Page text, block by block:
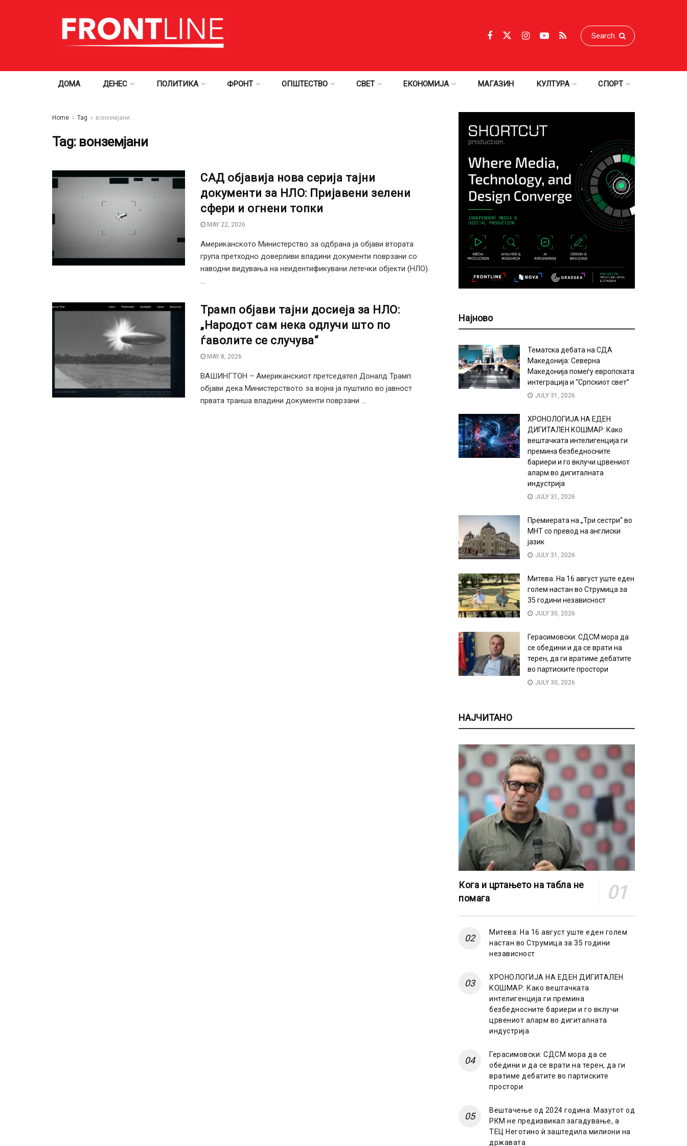
ДОМА ДЕНЕС ПОЛИТИКА ФРОНТ ОПШТЕСТВО СВЕТ ЕКОНОМИЈА МАГАЗИН КУЛТУРА СПОРТ
Home Tag вонземјани
Tag: вонземјани
САД објавија нова серија тајни
документи за НЛО: Пријавени зелени
сфери и огнени топки
MAY 22, 2026
Американското Министерство за одбрана ја објави втората
група претходно доверливи владини документи поврзани со
наводни видувања на неидентификувани летечки објекти (НЛО).
...
Трамп објави тајни досиеја за НЛО:
„Народот сам нека одлучи што по
ѓаволите се случува“
MAY 8, 2026
ВАШИНГТОН – Американскиот претседател Доналд Трамп
објави дека Министерството за војна ја пуштило во јавност
првата транша владини документи поврзани ...
Најново
Тематска дебата на СДА
Македонија: Северна
Македонија помеѓу европската
интеграција и “Српскиот свет”
JULY 31, 2026
ХРОНОЛОГИЈА НА ЕДЕН
ДИГИТАЛЕН КОШМАР: Како
вештачката интелигенција ги
премина безбедносните
бариери и го вклучи црвениот
аларм во дигиталната
индустрија
JULY 31, 2026
Премиерата на „Три сестри“ во
МНТ со превод на англиски
јазик
JULY 31, 2026
Митева: На 16 август уште еден
голем настан во Струмица за
35 години независност
JULY 30, 2026
Герасимовски: СДСМ мора да
се обедини и да се врати на
терен, да ги вратиме дебатите
во партиските простори
JULY 30, 2026
НАЈЧИТАНО
Кога и цртањето на табла не
помага
Митева: На 16 август уште еден голем
настан во Струмица за 35 години
независност
ХРОНОЛОГИЈА НА ЕДЕН ДИГИТАЛЕН
КОШМАР: Како вештачката
интелигенција ги премина
безбедносните бариери и го вклучи
црвениот аларм во дигиталната
индустрија
Герасимовски: СДСМ мора да се
обедини и да се врати на терен, да ги
вратиме дебатите во партиските
простори
Вештачење од 2024 година: Мазутот од
РКМ не предизвикал загадување, а
ТЕЦ Неготино ѝ заштедила милиони на
државата